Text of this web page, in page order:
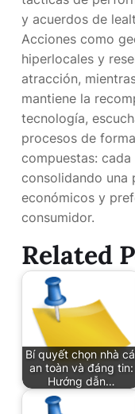
y acuerdos de
Acciones como
hiperlocales y
atracción,
mantiene la
tecnología,
procesos de
compuestas:
consolidando una
económicos y
consumidor.
Related
Bí quyết chọn nhà
an toàn và đáng tin:
Hướng dẫn…